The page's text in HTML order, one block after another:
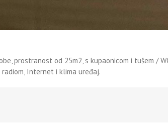
prostranost od 25m2, s kupaonicom i tušem /